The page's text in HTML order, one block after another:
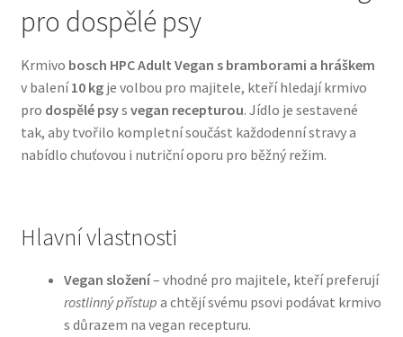
Bozita pro psy — Švédské krmivo s nordickou kvalitou
Brit pro psy
Granule pro psy
Hill’s pro psy
pro dospělé psy
Krmivo bosch HPC Adult Vegan s bramborami a hráškem
v balení10 kgje volbou pro majitele, kteří hledají krmivo
pro dospělé psys vegan recepturou. Jídlo je sestavené
tak, aby tvořilo kompletní součást každodenní stravy a
nabídlo chuťovou i nutriční oporu pro běžný režim.
Hlavní vlastnosti
Vegan složení– vhodné pro majitele, kteří preferují
rostlinný přístup a chtějí svému psovi podávat krmivo
s důrazem na vegan recepturu.